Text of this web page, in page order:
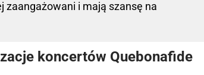
zaangażowani i mają szansę na
koncertów Quebonafide